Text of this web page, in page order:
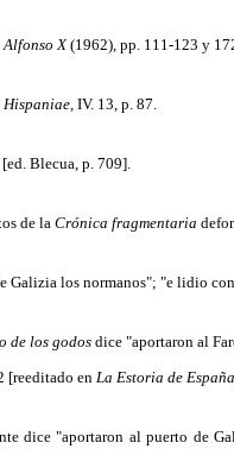
Alfonso X(1962), pp. 111-123 y
Hispaniae, IV. 13, p. 87.
Blecua, p. 709].
de la Crónica fragmentaria
Galizia los normanos"; "e lidio
de los godosdice "aportaron al
[reeditado en La Estoria de España,
dice "aportaron al puerto de